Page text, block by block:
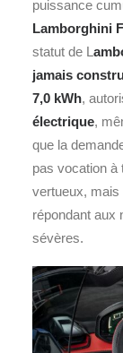
puissance
Lamborghini
statut de L
jamais
7,0 kWh,
électrique,
que la
pas vocation à
vertueux, mais
répondant aux
sévères.